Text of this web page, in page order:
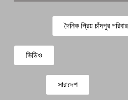
দৈনিক প্রিয় চাঁদপুর পরিবার
ভিডিও
সারাদেশ